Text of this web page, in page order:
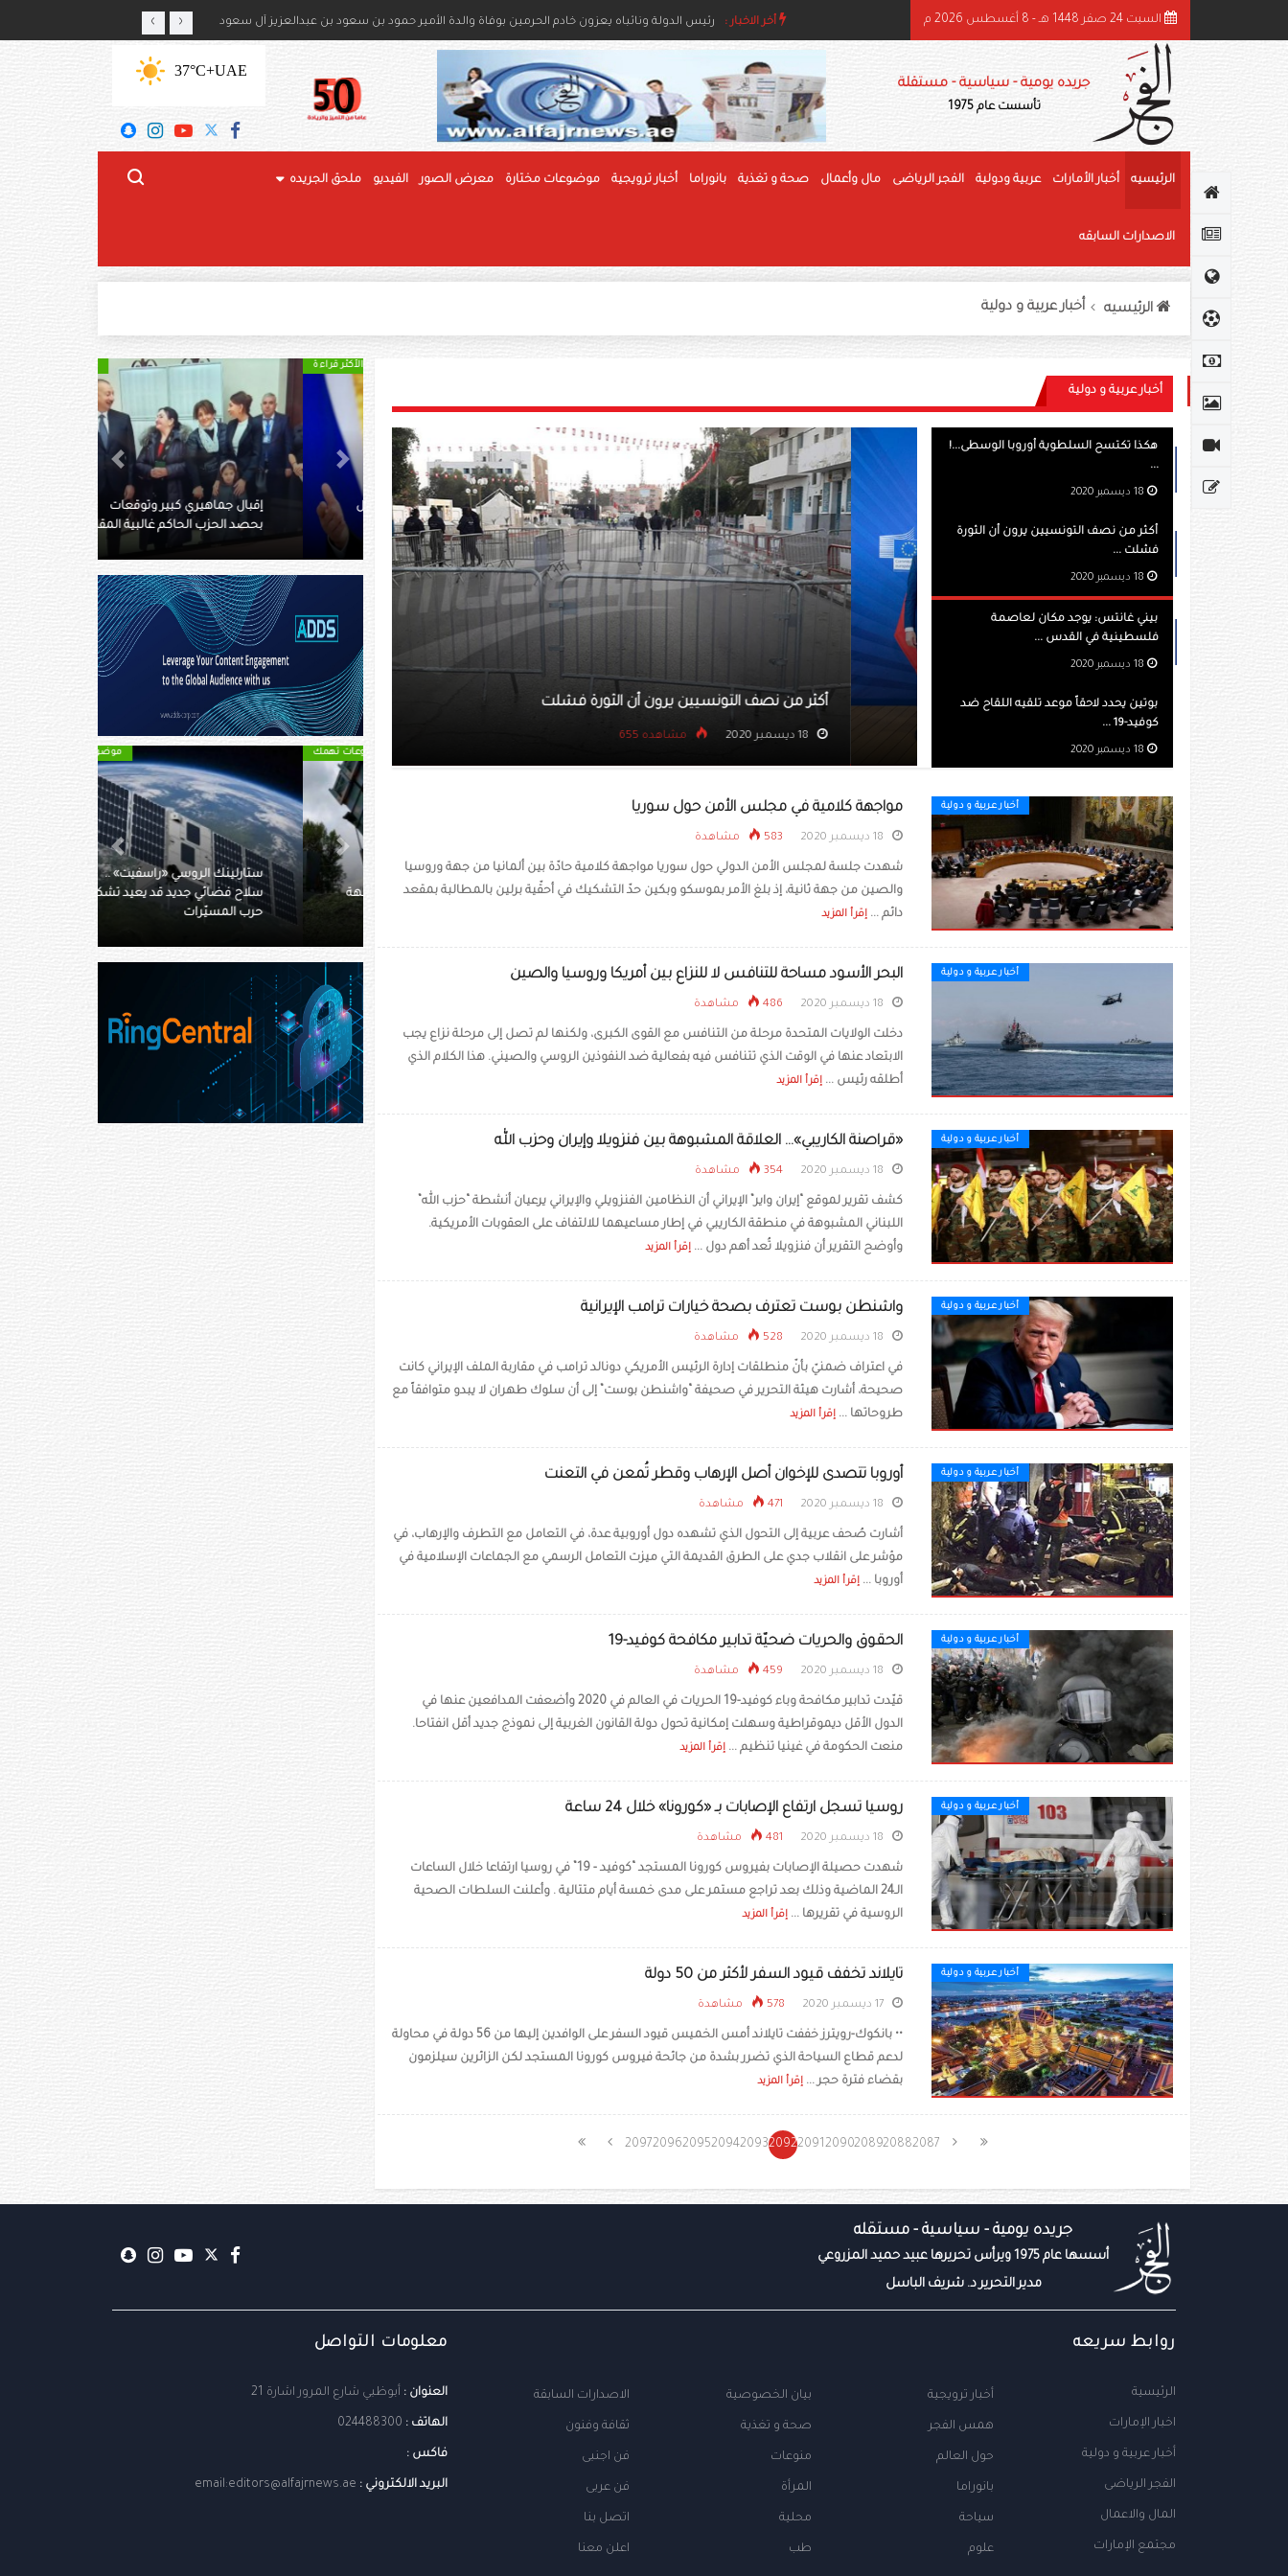
أخر الاخبار : رئيس الدولة ونائباه يعزون خادم الحرمين بوفاة والدة الأمير حمود بن سعود بن عبدالعزيز آل سعود الدولة ونائباه يهنئون رئيس كوت ديفوار بذكرى استقلال بلاده ‹ › السبت 24 صفر 1448 هـ - 8 أغسطس 2026 م
جريده يومية - سياسية - مستقلة
تأسست عام 1975
UAE
+37°C
الرئيسيه أخبار الأمارات عربية ودولية الفجر الرياضى مال وأعمال صحة و تغذية بانوراما أخبار ترويجية موضوعات مختارة معرض الصور الفيديو ملحق الجريده
الاصدارات السابقه
الرئيسيه أخبار عربية و دولية
أخبار عربية و دولية
هكذا تكتسح السلطوية أوروبا الوسطى...!
...
أكثر من نصف التونسيين يرون أن الثورة
فشلت ...
بيني غانتس: يوجد مكان لعاصمة
فلسطينية في القدس ...
بوتين يحدد لاحقاً موعد تلقيه اللقاح ضد
كوفيد-19 ...
أكثر من نصف التونسيين يرون أن الثورة فشلت
مشاهده 655
أخبار عربية و دولية مواجهة كلامية في مجلس الأمن حول سوريا
583 مشاهدة
شهدت جلسة لمجلس الأمن الدولي حول سوريا مواجهة كلامية حادّة بين ألمانيا من جهة وروسيا
والصين من جهة ثانية، إذ بلغ الأمر بموسكو وبكين حدّ التشكيك في أحقّية برلين بالمطالبة بمقعد
دائم ... إقرأ المزيد
أخبار عربية و دولية البحر الأسود مساحة للتنافس لا للنزاع بين أمريكا وروسيا والصين
486 مشاهدة
دخلت الولايات المتحدة مرحلة من التنافس مع القوى الكبرى، ولكنها لم تصل إلى مرحلة نزاع يجب
الابتعاد عنها في الوقت الذي تتنافس فيه بفعالية ضد النفوذين الروسي والصيني. هذا الكلام الذي
أطلقه رئيس ... إقرأ المزيد
أخبار عربية و دولية «قراصنة الكاريبي»... العلاقة المشبوهة بين فنزويلا وإيران وحزب الله
354 مشاهدة
كشف تقرير لموقع “إيران واير” الإيراني أن النظامين الفنزويلي والإيراني يرعيان أنشطة “حزب الله”
اللبناني المشبوهة في منطقة الكاريبي في إطار مساعيهما للالتفاف على العقوبات الأمريكية.
وأوضح التقرير أن فنزويلا تُعد أهم دول ... إقرأ المزيد
أخبار عربية و دولية واشنطن بوست تعترف بصحة خيارات ترامب الإيرانية
528 مشاهدة
في اعتراف ضمنيّ بأنّ منطلقات إدارة الرئيس الأمريكي دونالد ترامب في مقاربة الملف الإيراني كانت
صحيحة، أشارت هيئة التحرير في صحيفة “واشنطن بوست” إلى أن سلوك طهران لا يبدو متوافقاً مع
طروحاتها ... إقرأ المزيد
أخبار عربية و دولية أوروبا تتصدى للإخوان أصل الإرهاب وقطر تُمعن في التعنت
471 مشاهدة
أشارت صُحف عربية إلى التحول الذي تشهده دول أوروبية عدة، في التعامل مع التطرف والإرهاب، في
مؤشر على انقلاب جدي على الطرق القديمة التي ميزت التعامل الرسمي مع الجماعات الإسلامية في
أوروبا ... إقرأ المزيد
أخبار عربية و دولية الحقوق والحريات ضحيّة تدابير مكافحة كوفيد-19
459 مشاهدة
قيّدت تدابير مكافحة وباء كوفيد-19 الحريات في العالم في 2020 وأضعفت المدافعين عنها في
الدول الأقل ديموقراطية وسهلت إمكانية تحول دولة القانون الغربية إلى نموذج جديد أقل انفتاحا.
منعت الحكومة في غينيا تنظيم ... إقرأ المزيد
أخبار عربية و دولية روسيا تسجل ارتفاع الإصابات بـ «كورونا» خلال 24 ساعة
481 مشاهدة
شهدت حصيلة الإصابات بفيروس كورونا المستجد “كوفيد - 19” في روسيا ارتفاعا خلال الساعات
الـ24 الماضية وذلك بعد تراجع مستمر على مدى خمسة أيام متتالية . وأعلنت السلطات الصحية
الروسية في تقريرها ... إقرأ المزيد
أخبار عربية و دولية تايلاند تخفف قيود السفر لأكثر من 50 دولة
578 مشاهدة
•• بانكوك-رويترز خففت تايلاند أمس الخميس قيود السفر على الوافدين إليها من 56 دولة في محاولة
لدعم قطاع السياحة الذي تضرر بشدة من جائحة فيروس كورونا المستجد لكن الزائرين سيلزمون
بقضاء فترة حجر ... إقرأ المزيد
2087
2088
2089
2090
2091
2092
2093
2094
2095
2096
2097
الأكثر قراءة
إقبال جماهيري كبير وتوقعات
بحصد الحزب الحاكم غالبية المقاعد
Previous
Next
موضوعات تهمك
ستارلينك الروسي «راسفيت» ..
سلاح فضائي جديد قد يعيد تشكيل
حرب المسيّرات
Previous
Next
جريده يومية - سياسية - مستقله
أسسها عام 1975 ويرأس تحريرها عبيد حميد المزروعي
مدير التحرير د. شريف الباسل
روابط سريعه
الرئيسية
اخبار الإمارات
أخبار عربية و دولية
الفجر الرياضى
المال والاعمال
مجتمع الإمارات
أخبار ترويجية
همس الفجر
حول العالم
بانوراما
سياحة
علوم
بيان الخصوصية
صحة و تغذية
منوعات
المرأة
محلية
طب
الاصدارات السابقة
ثقافة وفنون
فن اجنبى
فن عربى
اتصل بنا
اعلن معنا
معلومات التواصل
العنوان : أبوظبي شارع المرور اشارة 21
الهاتف : 024488300
فاكس :
البريد الالكتروني : email:editors@alfajrnews.ae